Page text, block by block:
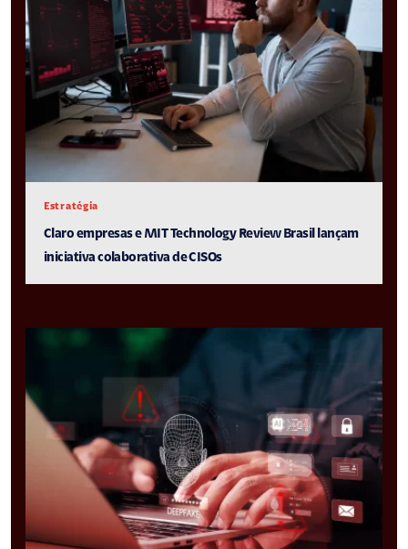
Estratégia
Claro empresas e MIT Technology Review Brasil lançam
iniciativa colaborativa de CISOs